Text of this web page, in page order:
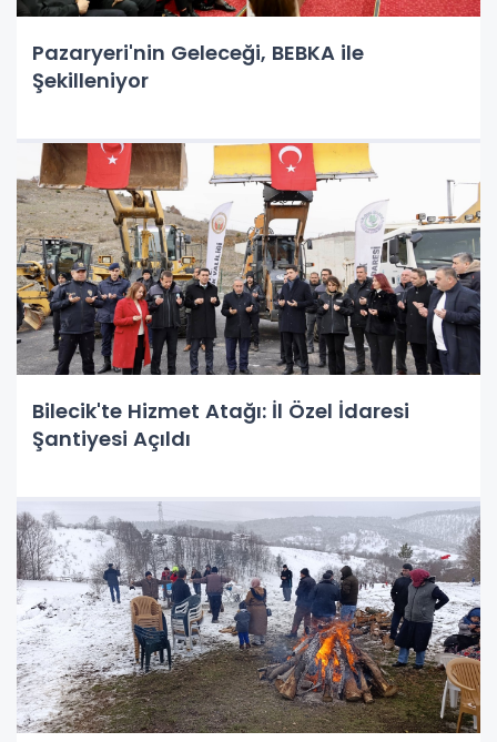
Pazaryeri'nin Geleceği, BEBKA ile
Şekilleniyor
Bilecik'te Hizmet Atağı: İl Özel İdaresi
Şantiyesi Açıldı